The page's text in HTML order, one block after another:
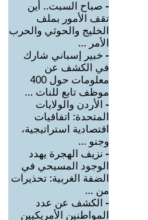
- صباح السبت.. أين
تقف الأمور بملف
الخليج والحوثي والحرب
الأمر ...
- خبير إسباني شارك
في الكشف عن
معلومات حول 400
موظف تابع للنات ...
- الأردن والولايات
المتحدة: اتفاقيات
اقتصادية استراتيجية،
وجنو ...
- نزيف الهجرة يهدد
الوجود المسيحي في
الضفة الغربية: تحذيرات
من ...
- الكشف عن عدد
المواطنين الأمريكيين